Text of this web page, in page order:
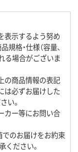
表示するよう努め
格・仕様（容量、
る場合がございま
の商品情報の表記
は必ずお届けした
い。
カー等にお問い合
でのお届けをお約束
ください。